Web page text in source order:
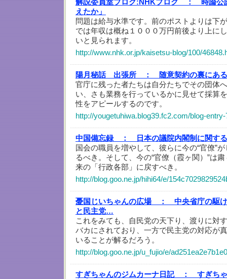
解説委員室ブログ:NHKブログ ：
時論
えたか」
問題は給与水準です。前のポストよりは下
では年収は概ね１０００万円前後より上に
いと見られます。
http://www.nhk.or.jp/kaisetsu-blog/100/
陽月秘話 出張所 ：
随意契約の裏にあ
官庁に残った者たちは自分たちでその団体
い、さも業務を行っているかに見せて採算
性をアピールするのです。
http://yougetuhiwa.blog39.fc2.com/blog-
中国備忘録 ：
日本の議院内閣制に関す
国会の職員を増やして、彼らに今の“官僚”
るべき。そして、今の“官僚（霞ヶ関）”は
来の「行政各部」に戻すべき。
http://blog.goo.ne.jp/hihi64/e/
憂国じいちゃんの広場 ：
中央省庁の駆
と民主党…
これをみても、自民党の天下り、渡りに対
バカにされており、一方で民主党の対応が
いることが解るだろう。
http://blog.goo.ne.jp/u_fujio/e/
すぎちゃんのジムカーナ日記 ：
すぎち